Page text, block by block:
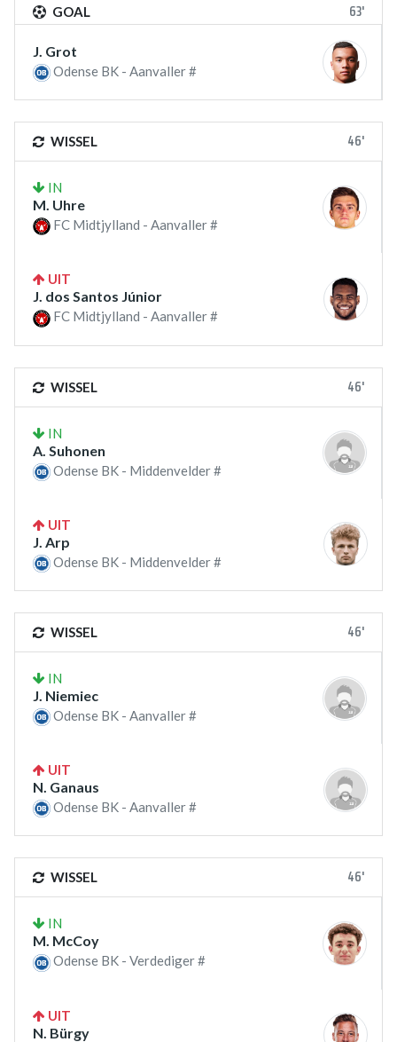
GOAL 63'
J. Grot
Odense BK - Aanvaller #
WISSEL 46'
IN
M. Uhre
FC Midtjylland - Aanvaller #
UIT
J. dos Santos Júnior
FC Midtjylland - Aanvaller #
WISSEL 46'
IN
A. Suhonen
Odense BK - Middenvelder #
UIT
J. Arp
Odense BK - Middenvelder #
WISSEL 46'
IN
J. Niemiec
Odense BK - Aanvaller #
UIT
N. Ganaus
Odense BK - Aanvaller #
WISSEL 46'
IN
M. McCoy
Odense BK - Verdediger #
UIT
N. Bürgy